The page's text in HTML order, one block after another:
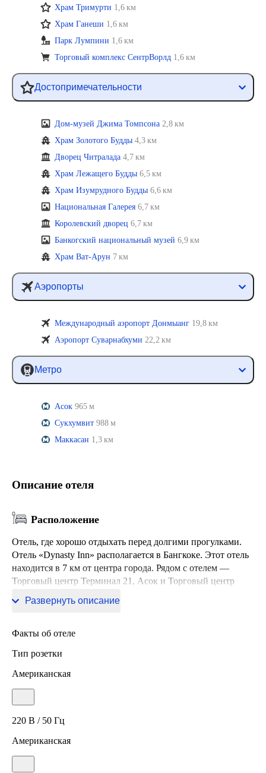
Храм Тримурти 1,6 км
Храм Ганеши 1,6 км
Парк Лумпини 1,6 км
Торговый комплекс СентрВорлд 1,6 км
Достопримечательности
Дом-музей Джима Томпсона 2,8 км
Храм Золотого Будды 4,3 км
Дворец Читралада 4,7 км
Храм Лежащего Будды 6,5 км
Храм Изумрудного Будды 6,6 км
Национальная Галерея 6,7 км
Королевский дворец 6,7 км
Банкогский национальный музей 6,9 км
Храм Ват-Арун 7 км
Аэропорты
Международный аэропорт Донмыанг 19,8 км
Аэропорт Суварнабхуми 22,2 км
Метро
Асок 965 м
Сукхумвит 988 м
Маккасан 1,3 км
Описание отеля
Расположение
Отель, где хорошо отдыхать перед долгими прогулками.
Отель «Dynasty Inn» располагается в Бангкоке. Этот отель
находится в 7 км от центра города. Рядом с отелем —
Торговый центр Терминал 21, Асок и Торговый центр
Развернуть описание
Факты об отеле
Тип розетки
Американская
220 В / 50 Гц
Американская